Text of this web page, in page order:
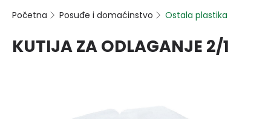
Početna Posuđe i domaćinstvo Ostala plastika
KUTIJA ZA ODLAGANJE 2/1